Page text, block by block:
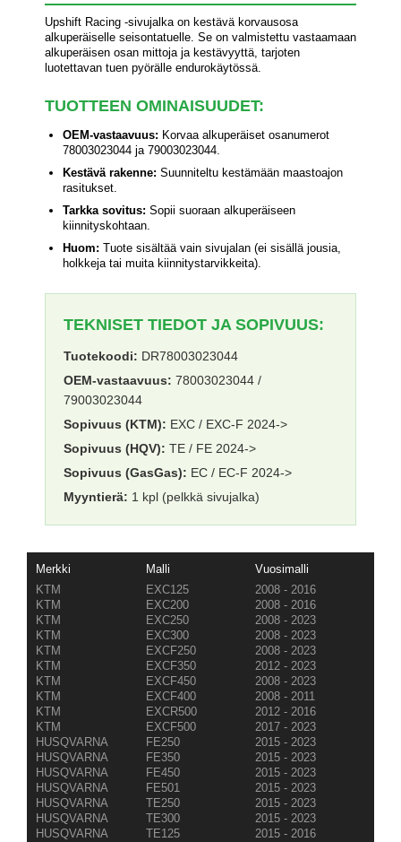
Upshift Racing -sivujalka on kestävä korvausosa
alkuperäiselle seisontatuelle. Se on valmistettu vastaamaan
alkuperäisen osan mittoja ja kestävyyttä, tarjoten
luotettavan tuen pyörälle endurokäytössä.
TUOTTEEN OMINAISUUDET:
OEM-vastaavuus: Korvaa alkuperäiset osanumerot
78003023044 ja 79003023044.
Kestävä rakenne: Suunniteltu kestämään maastoajon
rasitukset.
Tarkka sovitus: Sopii suoraan alkuperäiseen
kiinnityskohtaan.
Huom: Tuote sisältää vain sivujalan (ei sisällä jousia,
holkkeja tai muita kiinnitystarvikkeita).
TEKNISET TIEDOT JA SOPIVUUS:
Tuotekoodi: DR78003023044
OEM-vastaavuus: 78003023044 /
79003023044
Sopivuus (KTM): EXC / EXC-F 2024->
Sopivuus (HQV): TE / FE 2024->
Sopivuus (GasGas): EC / EC-F 2024->
Myyntierä: 1 kpl (pelkkä sivujalka)
Merkki Malli
Vuosimalli
KTM
EXC125
2008 - 2016
KTM
EXC200
2008 - 2016
KTM
EXC250
2008 - 2023
KTM
EXC300
2008 - 2023
KTM
EXCF250
2008 - 2023
KTM
EXCF350
2012 - 2023
KTM
EXCF450
2008 - 2023
KTM
EXCF400
2008 - 2011
KTM
EXCR500
2012 - 2016
KTM
EXCF500
2017 - 2023
HUSQVARNA
FE250
2015 - 2023
HUSQVARNA
FE350
2015 - 2023
HUSQVARNA
FE450
2015 - 2023
HUSQVARNA
FE501
2015 - 2023
HUSQVARNA
TE250
2015 - 2023
HUSQVARNA
TE300
2015 - 2023
HUSQVARNA
TE125 2015 - 2016